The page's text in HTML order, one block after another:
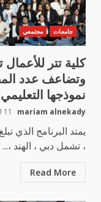
جامعات مجتمعي
كلية تتر
وتضاعف عدد
نموذجها
mariam alnekady 11 سبتمبر، 2025
، تشمل دبي ، الهند ،...
Read More